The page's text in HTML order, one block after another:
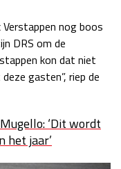
nog boos
DRS om de
kon dat niet
gasten”, riep de
‘Dit wordt
het jaar’